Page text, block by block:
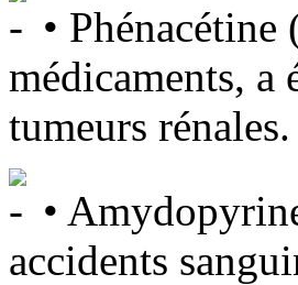
•
médicaments, a
tumeurs rénales.
•
accidents